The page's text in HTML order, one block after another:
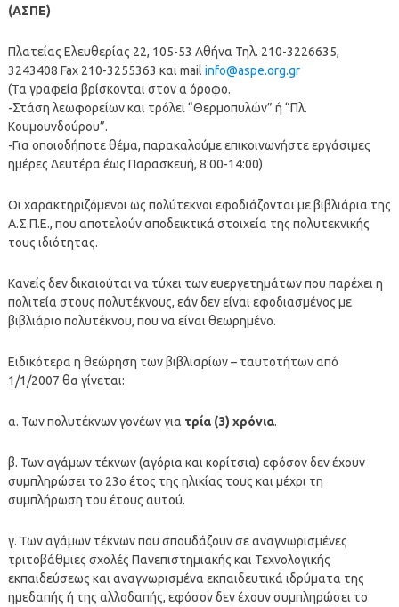
(ΑΣΠΕ)
Πλατείας Ελευθερίας 22, 105-53 Αθήνα Τηλ. 210-3226635,
3243408 Fax 210-3255363 και mail info@aspe.org.gr
(Τα γραφεία βρίσκονται στον α όροφο.
-Στάση λεωφορείων και τρόλεϊ “Θερμοπυλών” ή “Πλ.
Κουμουνδούρου”.
-Για οποιοδήποτε θέμα, παρακαλούμε επικοινωνήστε εργάσιμες
ημέρες Δευτέρα έως Παρασκευή, 8:00-14:00)
Οι χαρακτηριζόμενοι ως πολύτεκνοι εφοδιάζονται με βιβλιάρια της
Α.Σ.Π.Ε., που αποτελούν αποδεικτικά στοιχεία της πολυτεκνικής
τους ιδιότητας.
Κανείς δεν δικαιούται να τύχει των ευεργετημάτων που παρέχει η
πολιτεία στους πολυτέκνους, εάν δεν είναι εφοδιασμένος με
βιβλιάριο πολυτέκνου, που να είναι θεωρημένο.
Ειδικότερα η θεώρηση των βιβλιαρίων – ταυτοτήτων από
1/1/2007 θα γίνεται:
α. Των πολυτέκνων γονέων για τρία (3) χρόνια.
β. Των αγάμων τέκνων (αγόρια και κορίτσια) εφόσον δεν έχουν
συμπληρώσει το 23ο έτος της ηλικίας τους και μέχρι τη
συμπλήρωση του έτους αυτού.
γ. Των αγάμων τέκνων που σπουδάζουν σε αναγνωρισμένες
τριτοβάθμιες σχολές Πανεπιστημιακής και Τεχνολογικής
εκπαιδεύσεως και αναγνωρισμένα εκπαιδευτικά ιδρύματα της
ημεδαπής ή της αλλοδαπής, εφόσον δεν έχουν συμπληρώσει το